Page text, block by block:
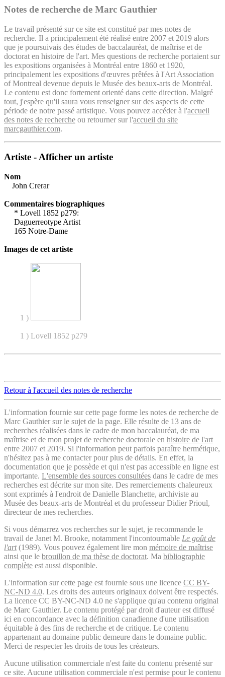
Notes de recherche de Marc Gauthier
Le travail présenté sur ce site est constitué par mes notes de
recherche. Il a principalement été réalisé entre 2007 et 2019 alors
que je poursuivais des études de baccalauréat, de maîtrise et de
doctorat en histoire de l'art. Mes questions de recherche portaient sur
les expositions organisées à Montréal entre 1860 et 1920,
principalement les expositions d'œuvres prêtées à l'Art Association
of Montreal devenue depuis le Musée des beaux-arts de Montréal.
Le contenu est donc fortement orienté dans cette direction. Malgré
tout, j'espère qu'il saura vous renseigner sur des aspects de cette
période de notre passé artistique. Vous pouvez accéder à l'accueil
des notes de recherche ou retourner sur l'accueil du site
marcgauthier.com.
Artiste - Afficher un artiste
Nom
John Crerar
Commentaires biographiques
* Lovell 1852 p279:
Daguerreotype Artist
165 Notre-Dame
Images de cet artiste
1 )
1 ) Lovell 1852 p279
Retour à l'accueil des notes de recherche
L'information fournie sur cette page forme les notes de recherche de
Marc Gauthier sur le sujet de la page. Elle résulte de 13 ans de
recherches réalisées dans le cadre de mon baccalauréat, de ma
maîtrise et de mon projet de recherche doctorale en histoire de l'art
entre 2007 et 2019. Si l'information peut parfois paraître hermétique,
n'hésitez pas à me contacter pour plus de détails. En effet, la
documentation que je possède et qui n'est pas accessible en ligne est
importante. L'ensemble des sources consultées dans le cadre de mes
recherches est décrite sur mon site. Des remerciements chaleureux
sont exprimés à l'endroit de Danielle Blanchette, archiviste au
Musée des beaux-arts de Montréal et du professeur Didier Prioul,
directeur de mes recherches.
Si vous démarrez vos recherches sur le sujet, je recommande le
travail de Janet M. Brooke, notamment l'incontournable Le goût de
l'art(1989). Vous pouvez également lire mon mémoire de maîtrise
ainsi que le brouillon de ma thèse de doctorat. Ma bibliographie
complète est aussi disponible.
L'information sur cette page est fournie sous une licence CC BY-
NC-ND 4.0. Les droits des auteurs originaux doivent être respectés.
La licence CC BY-NC-ND 4.0 ne s'applique qu'au contenu original
de Marc Gauthier. Le contenu protégé par droit d'auteur est diffusé
ici en concordance avec la définition canadienne d'une utilisation
équitable à des fins de recherche et de critique. Le contenu
appartenant au domaine public demeure dans le domaine public.
Merci de respecter les droits de tous les créateurs.
Aucune utilisation commerciale n'est faite du contenu présenté sur
ce site. Aucune utilisation commerciale n'est permise pour le contenu